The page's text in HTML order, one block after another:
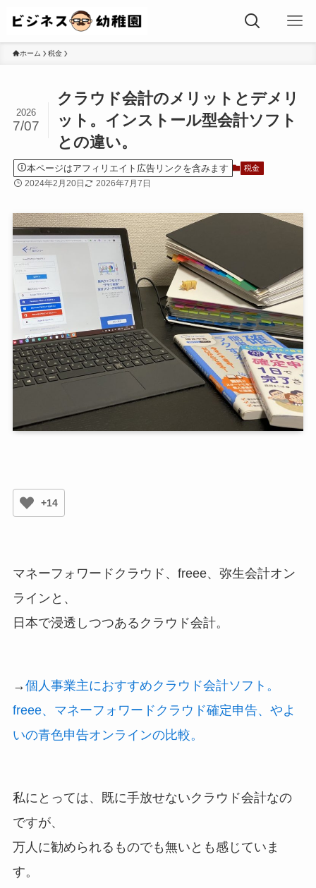
ホーム 税金
クラウド会計のメリットとデメリ
ット。インストール型会計ソフト
との違い。
2026
7/07
本ページはアフィリエイト広告リンクを含みます 税金
2024年2月20日 2026年7月7日
+14
マネーフォワードクラウド、freee、弥生会計オン
ラインと、
日本で浸透しつつあるクラウド会計。
→個人事業主におすすめクラウド会計ソフト。
freee、マネーフォワードクラウド確定申告、やよ
いの青色申告オンラインの比較。
私にとっては、既に手放せないクラウド会計なの
ですが、
万人に勧められるものでも無いとも感じていま
す。